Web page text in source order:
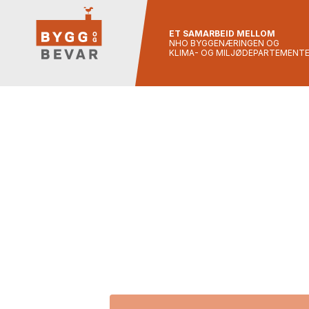
ET SAMARBEID MELLOM
NHO BYGGENÆRINGEN OG
KLIMA- OG